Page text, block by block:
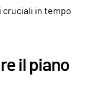
cruciali in tempo
il piano